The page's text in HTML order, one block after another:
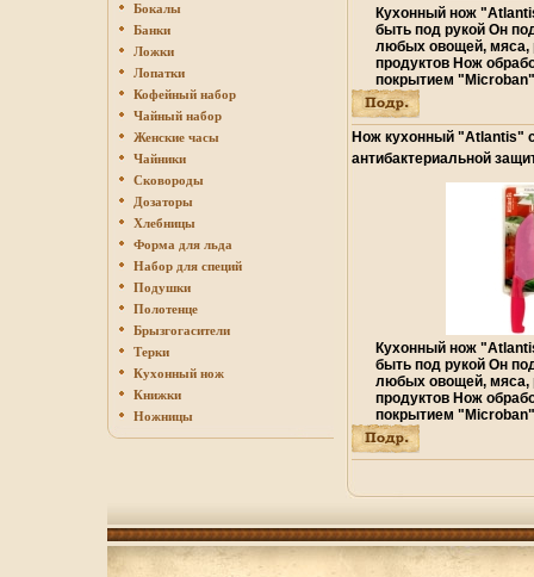
Бокалы
Банки
Ложки
Лопатки
Кофейный набор
Чайный набор
Женские часы
Чайники
Сковороды
Дозаторы
Хлебницы
Форма для льда
Набор для специй
Подушки
Полотенце
Брызгогасители
Терки
Кухонный нож
Книжки
Ножницы
Кухонный нож
быть под рукой Он
любых овощей, мяса,
продуктов Нож
покрытием
"Micвбрвяroban" -
средство для защиты
плесени и запахов
даже после мытья,
защиту ножа
работает на
службы ножа
"Atlвнеизantis":
прочный и острый
прочное покрытие
прилипать к ножу
цветов ручки и
Материал:
Длина: 13 см Цвет:
Китай Артикул: 5T-G.
Нож кухонный "Atlantis"
антибактериальной
красный
Кухонный нож
быть под рукой Он
любых овощей, мяса,
продуктов Нож
покрытием
"Micвбрвшroban" -
средство для защиты
плесени и запахов
защиту ножа
службы ножа
"Atlвнезяantis":